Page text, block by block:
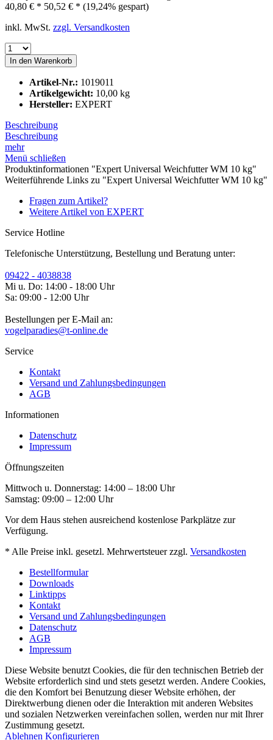
40,80 € * 50,52 € * (19,24% gespart)
inkl. MwSt. zzgl. Versandkosten
In den Warenkorb
Artikel-Nr.: 1019011
Artikelgewicht: 10,00 kg
Hersteller: EXPERT
Beschreibung
Beschreibung
mehr
Menü schließen
Produktinformationen "Expert Universal Weichfutter WM 10 kg"
Weiterführende Links zu "Expert Universal Weichfutter WM 10 kg"
Fragen zum Artikel?
Weitere Artikel von EXPERT
Service Hotline
Telefonische Unterstützung, Bestellung und Beratung unter:
09422 - 4038838
Mi u. Do: 14:00 - 18:00 Uhr
Sa: 09:00 - 12:00 Uhr
Bestellungen per E-Mail an:
vogelparadies@t-online.de
Service
Kontakt
Versand und Zahlungsbedingungen
AGB
Informationen
Datenschutz
Impressum
Öffnungszeiten
Mittwoch u. Donnerstag: 14:00 – 18:00 Uhr
Samstag: 09:00 – 12:00 Uhr
Vor dem Haus stehen ausreichend kostenlose Parkplätze zur
Verfügung.
* Alle Preise inkl. gesetzl. Mehrwertsteuer zzgl. Versandkosten
Bestellformular
Downloads
Linktipps
Kontakt
Versand und Zahlungsbedingungen
Datenschutz
AGB
Impressum
Diese Website benutzt Cookies, die für den technischen Betrieb der
Website erforderlich sind und stets gesetzt werden. Andere Cookies,
die den Komfort bei Benutzung dieser Website erhöhen, der
Direktwerbung dienen oder die Interaktion mit anderen Websites
und sozialen Netzwerken vereinfachen sollen, werden nur mit Ihrer
Zustimmung gesetzt.
Ablehnen Konfigurieren